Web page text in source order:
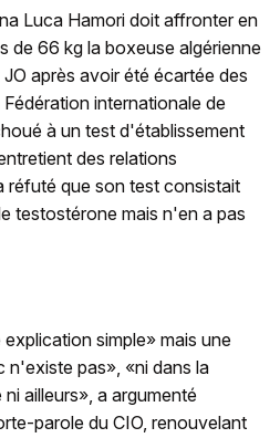
Luca Hamori doit affronter en
de 66 kg la boxeuse algérienne
après avoir été écartée des
internationale de
à un test d'établissement
des relations
réfuté que son test consistait
testostérone mais n'en a pas
simple» mais une
n'existe pas», «ni dans la
ailleurs», a argumenté
parole du CIO, renouvelant